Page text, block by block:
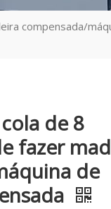
compensada/
de 8
fazer
de